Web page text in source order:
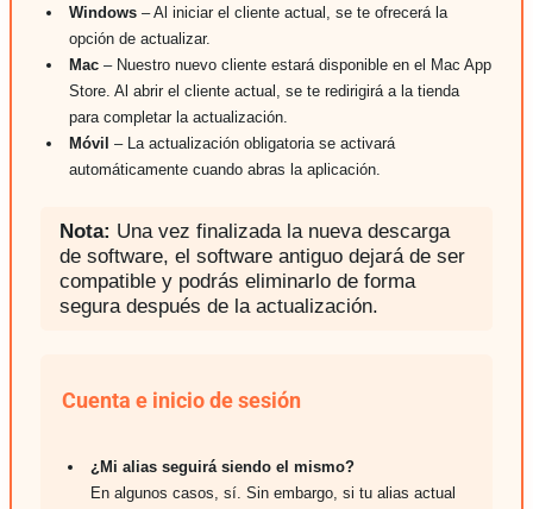
Windows – Al iniciar el cliente actual, se te ofrecerá la
opción de actualizar.
Mac – Nuestro nuevo cliente estará disponible en el Mac App
Store. Al abrir el cliente actual, se te redirigirá a la tienda
para completar la actualización.
Móvil – La actualización obligatoria se activará
automáticamente cuando abras la aplicación.
Nota: Una vez finalizada la nueva descarga
de software, el software antiguo dejará de ser
compatible y podrás eliminarlo de forma
segura después de la actualización.
Cuenta e inicio de sesión
¿Mi alias seguirá siendo el mismo?
En algunos casos, sí. Sin embargo, si tu alias actual